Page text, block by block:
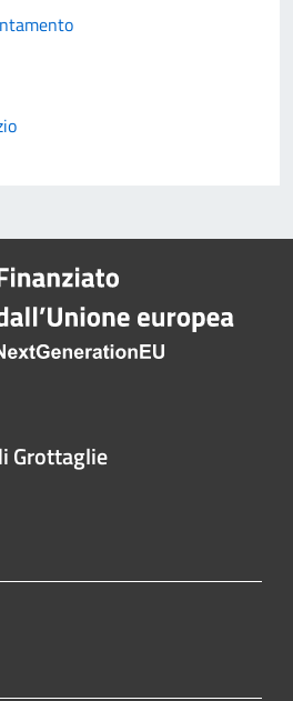
Grottaglie